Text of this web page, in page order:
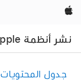
Apple‏
نشر أنظمة Apple الأساسية
جدول المحتويات